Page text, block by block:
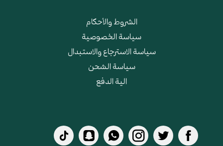
الشروط والأحكام
سياسة الخصوصية
سياسة الاسترجاع والاستبدال
سياسة الشحن
الية الدفع